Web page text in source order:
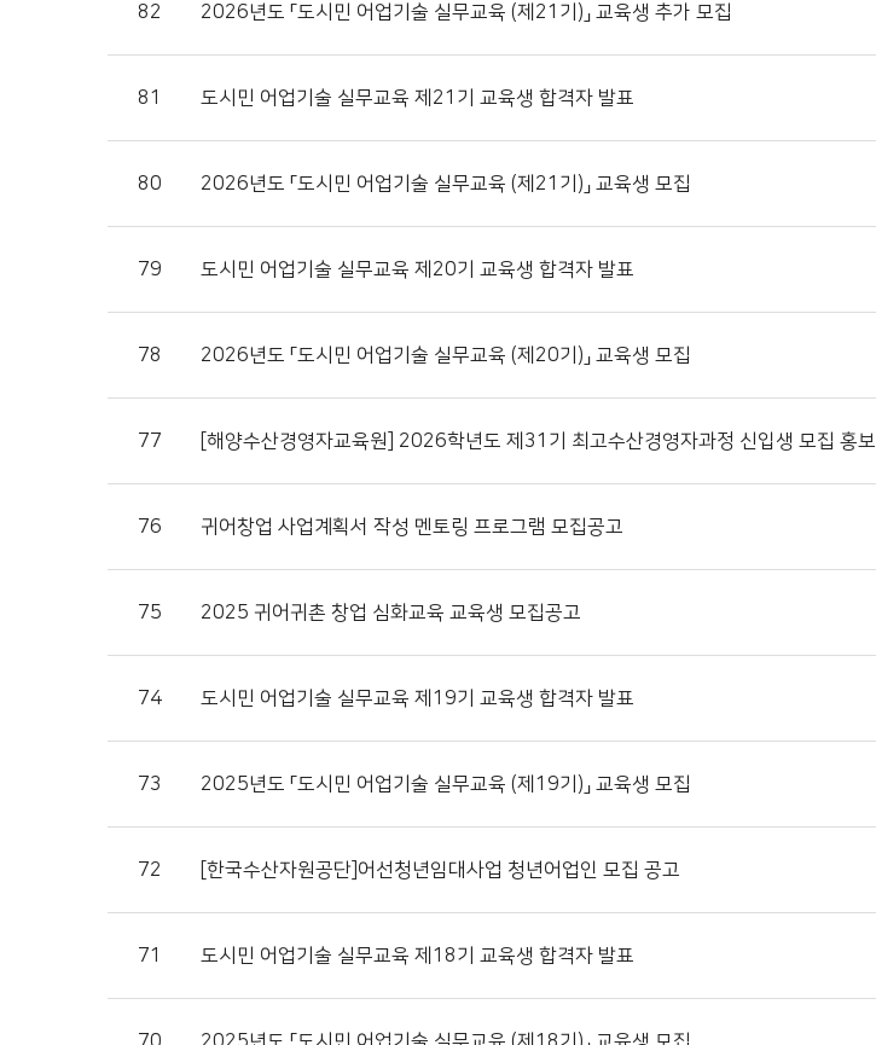
82 2026년도 「도시민 어업기술 실무교육 (제21기)」 교육생 추가 모집
81 도시민 어업기술 실무교육 제21기 교육생 합격자 발표
80 2026년도 「도시민 어업기술 실무교육 (제21기)」 교육생 모집
79 도시민 어업기술 실무교육 제20기 교육생 합격자 발표
78 2026년도 「도시민 어업기술 실무교육 (제20기)」 교육생 모집
77 [해양수산경영자교육원] 2026학년도 제31기 최고수산경영자과정 신입생 모집 홍보
76 귀어창업 사업계획서 작성 멘토링 프로그램 모집공고
75 2025 귀어귀촌 창업 심화교육 교육생 모집공고
74 도시민 어업기술 실무교육 제19기 교육생 합격자 발표
73 2025년도 「도시민 어업기술 실무교육 (제19기)」 교육생 모집
72 [한국수산자원공단]어선청년임대사업 청년어업인 모집 공고
71 도시민 어업기술 실무교육 제18기 교육생 합격자 발표